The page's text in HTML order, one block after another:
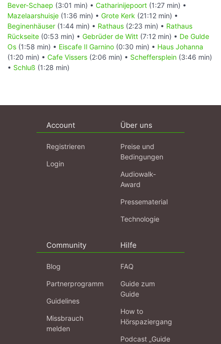
Bever-Schaep (3:01 min) • Catharinijepoort (1:27 min) •
Mazelaarshuisje (1:36 min) • Grote Kerk (21:12 min) •
Beginenhäuser (1:44 min) • Rathaus (2:23 min) • Rathaus
Rückseite (0:53 min) • Gebrüder de Witt (7:12 min) • De Gulde
Os (1:58 min) • Eiscafe Il Garnino (0:30 min) • Haus Johanna
(1:20 min) • Cafe Vissers (2:06 min) • Scheffersplein (3:46 min)
• Schluß (1:28 min)
Account
Registrieren
Login
Über uns
Preise und
Bedingungen
Audiowalk-
Award
Pressematerial
Technologie
Community
Blog
Partnerprogramm
Guidelines
Missbrauch
melden
Hilfe
FAQ
Guide zum
Guide
How to
Hörspaziergang
Podcast „Guide